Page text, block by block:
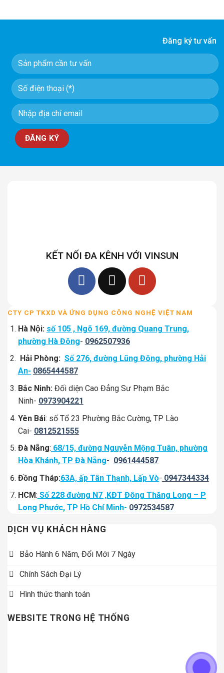
Đăng ký tư vấn
KẾT NỐI ĐA KÊNH VỚI VINSUN
CTY CP TKXD VÀ ỨNG DỤNG CÔNG NGHỆ VIỆT NAM
Hà Nội: số 105 , Ngõ 169, đường Quang Trung,
phường Hà Đông- 0962507936
Hải Phòng: Số 276, đường Lũng Đông, phường Hải
An- 0865444587
Bắc Ninh: Đối diện Cao Đẳng Sư Phạm Bắc
Ninh- 0973904221
Yên Bái: số Tổ 23 Phường Bắc Cường, TP Lào
Cai- 0812521555
Đà Nẵng: 68/15, đường Nguyễn Mộng Tuân, phường
Hòa Khánh, TP Đà Nẵng- 0961444587
Đồng Tháp:63A, ấp Tân Thạnh, Lấp Vò- 0947344334
HCM: Số 228 đường N7 ,KĐT Đông Thăng Long – P
Long Phước, TP Hồ Chí Minh- 0972534587
DỊCH VỤ KHÁCH HÀNG
Bảo Hành 6 Năm, Đổi Mới 7 Ngày
Chính Sách Đại Lý
Hình thức thanh toán
WEBSITE TRONG HỆ THỐNG